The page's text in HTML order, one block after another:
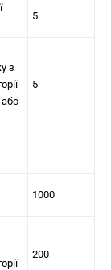
5
з
5
1000
200